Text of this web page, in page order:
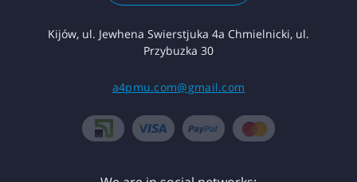
Kijów, ul. Jewhena Swierstjuka 4a Chmielnicki, ul.
Przybuzka 30
a4pmu.com@gmail.com